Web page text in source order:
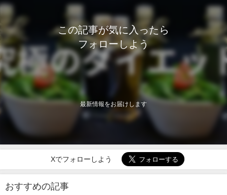
この記事が気に入ったら
フォローしよう
最新情報をお届けします
Xでフォローしよう
おすすめの記事